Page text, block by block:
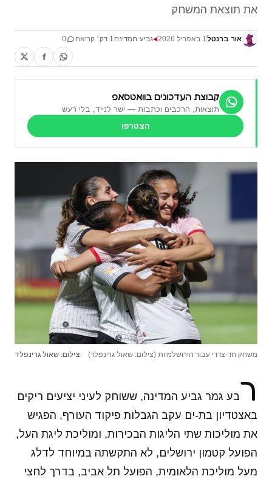
את תוצאת המשחק
אור ברנטל1 באפריל 2026 ◀גביע המדינה1 דק׳ קריאה 0
קבוצת העדכונים בוואטסאפ
תוצאות, הרכבים וכתבות — ישר לנייד, בלי רעש
הצטרפו
משחק חד-צדדי עבור הירושלמיות (צילום: שאול גרינפלד) צילום: שאול גרינפלד
רבע גמר גביע המדינה, ששוחק לעיני יציעים ריקים
באצטדיון בת-ים עקב הגבלות פיקוד העורף, הפגיש
את מוליכות שתי הליגות הבכירות, ומוליכת ליגת העל,
הפועל קטמון ירושלים, לא התקשתה במיוחד לדלג
מעל מוליכת הלאומית, הפועל תל אביב, בדרך לחצי